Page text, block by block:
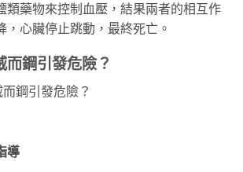
類藥物來控制血壓，結果兩者的相互作
，心臟停止跳動，最終死亡。
而鋼引發危險？
導